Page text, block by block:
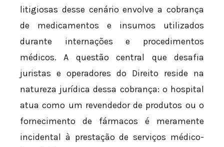
litigiosas desse cenário envolve a cobrança
de medicamentos e insumos utilizados
durante internações e procedimentos
médicos. A questão central que desafia
juristas e operadores do Direito reside na
natureza jurídica dessa cobrança: o hospital
atua como um revendedor de produtos ou o
fornecimento de fármacos é meramente
incidental à prestação de serviços médico-